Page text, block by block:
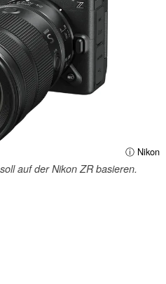
ⓘ Nikon
auf der Nikon ZR basieren.